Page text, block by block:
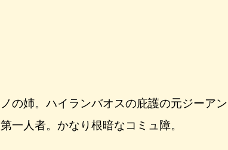
の姉。ハイランバオスの庇護の元ジーアン
一人者。かなり根暗なコミュ障。